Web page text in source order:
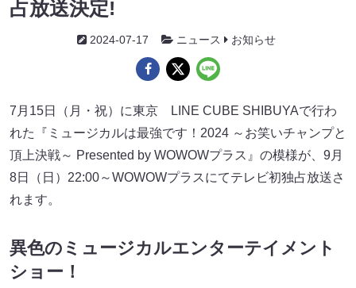
占放送決定!
2024-07-17 ニュース お知らせ
7月15日（月・祝）に東京 LINE CUBE SHIBUYAで行わ
れた『ミュージカルは最強です！2024 ～お笑いチャンプと
頂上決戦～ Presented by WOWOWプラス』の模様が、9月
8日（日）22:00～WOWOWプラスにてテレビ初独占放送さ
れます。
異色のミュージカルエンターテイメント
ショー！